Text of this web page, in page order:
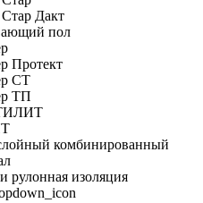
Дакт
пол
Протект
СТ
ТП
комбинированный
рулонная изоляция